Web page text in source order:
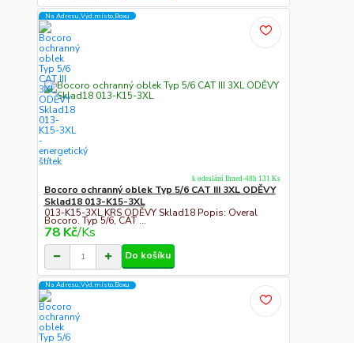
Na Adresu,Výd.místo,Boxu
Bocoro ochranný oblek Typ 5/6 CAT III 3XL ODĚVY
Sklad18 013-K15-3XL
013-K15-3XL KRS ODĚVY Sklad18 Popis: Overal
Bocoro. Typ 5/6, CAT ...
78 Kč/Ks
k odeslání Ihned-48h 131 Ks
Do košíku
Na Adresu,Výd.místo,Boxu